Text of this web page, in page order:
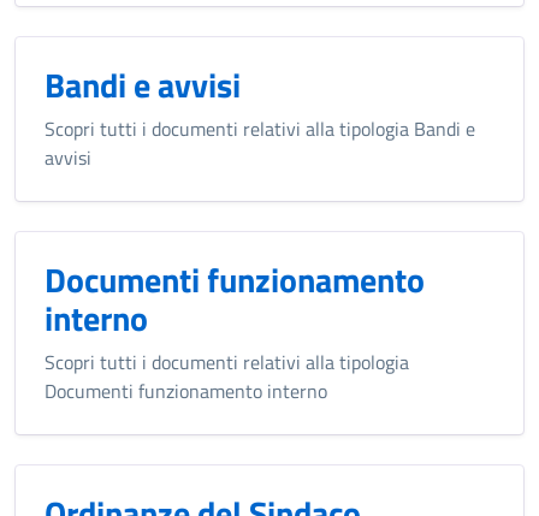
Bandi e avvisi
Scopri tutti i documenti relativi alla tipologia Bandi e
avvisi
Documenti funzionamento
interno
Scopri tutti i documenti relativi alla tipologia
Documenti funzionamento interno